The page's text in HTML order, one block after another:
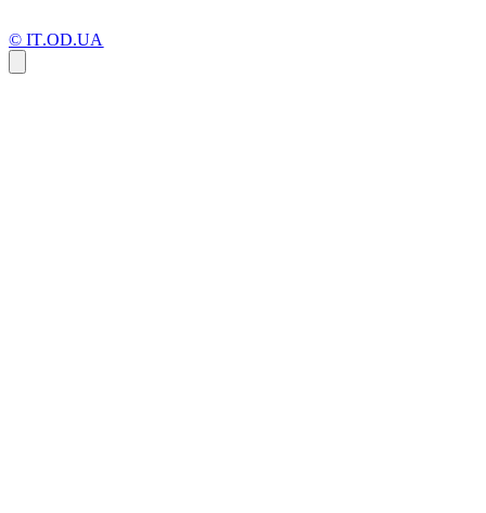
© IT.OD.UA